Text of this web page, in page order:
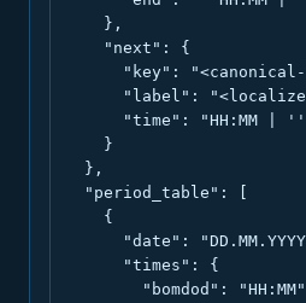
    },
    "next": {
"key":
"label":
"time": "HH:MM |
    }
  },
  "period_table": [
    {
"date":
      "times": {
"bomdod":